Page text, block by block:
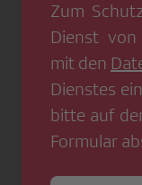
Zum
Dienst von
mit den
Dienstes
bitte auf
Formular